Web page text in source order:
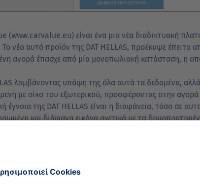
(www.carvalue.eu) είναι ένα μια νέα διαδικτυακή
νέο αυτό προϊόν της DAT HELLAS, προέκυψε έπειτα
αγορά έπασχε από μία μονοπωλιακή κατάσταση, η
λαμβάνοντας υπόψη της όλα αυτά τα δεδομένα,
με οίκο του εξωτερικού, προσφέροντας στην
έγνοια της DAT HELLAS είναι η διαφάνεια, τόσο σε
και διάφανη εικόνα σχετικά με τα